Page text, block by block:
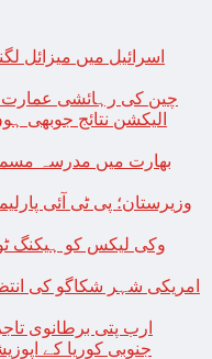
چین کی رہائشی عمارت میں
الیکشن نتائج جوبھی
وزیرستان؛ پی ٹی آئی
وکی لیکس کو ہیکنگ
امریکی شہر شکاگو کی
ارب پتی برطانوی
جنوبی کوریا کے